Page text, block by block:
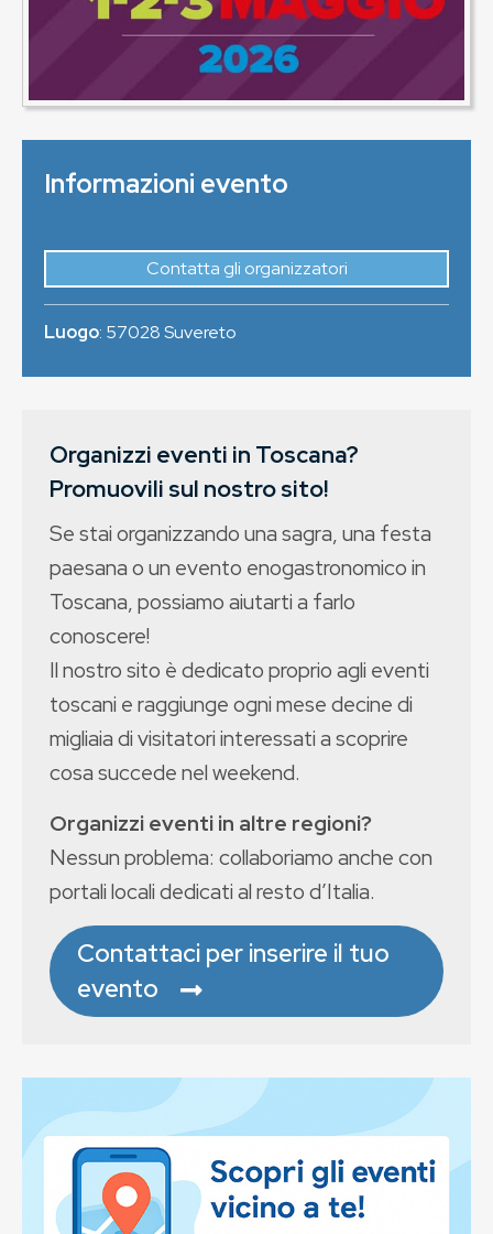
Informazioni evento
Contatta gli organizzatori
Luogo: 57028Suvereto
Organizzi eventi in Toscana?
Promuovili sul nostro sito!
Se stai organizzando una sagra, una festa
paesana o un evento enogastronomico in
Toscana, possiamo aiutarti a farlo
conoscere!
Il nostro sito è dedicato proprio agli eventi
toscani e raggiunge ogni mese decine di
migliaia di visitatori interessati a scoprire
cosa succede nel weekend.
Organizzi eventi in altre regioni?
Nessun problema: collaboriamo anche con
portali locali dedicati al resto d’Italia.
Contattaci per inserire il tuo
evento